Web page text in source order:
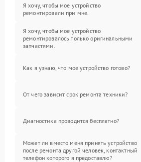
Я хочу, чтобы мое устройство
ремонтировали при мне.
Я хочу, чтобы мое устройство
ремонтировалось только оригинальными
запчастями.
Как я узнаю, что мое устройство готово?
От чего зависит срок ремонта техники?
Диагностика проводится бесплатно?
Может ли вместо меня принять устройство
после ремонта другой человек, контактный
телефон которого я предоставлю?